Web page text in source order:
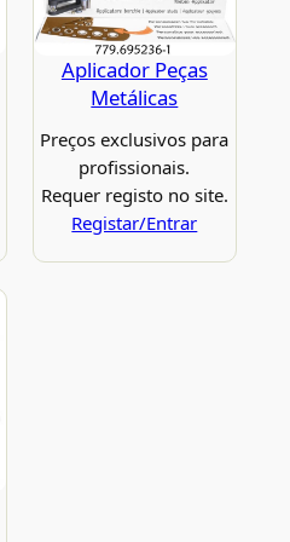
Aplicador Peças
Metálicas
Preços exclusivos para
profissionais.
Requer registo no site.
Registar/Entrar